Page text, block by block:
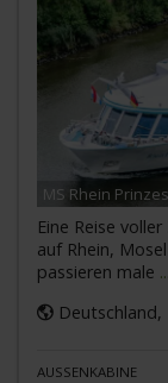
MS Rhein
Eine Reise
auf Rhein,
passieren male
Deutschland,
AUSSENKABINE